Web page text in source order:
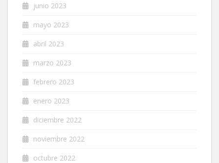
junio 2023
mayo 2023
abril 2023
marzo 2023
febrero 2023
enero 2023
diciembre 2022
noviembre 2022
octubre 2022